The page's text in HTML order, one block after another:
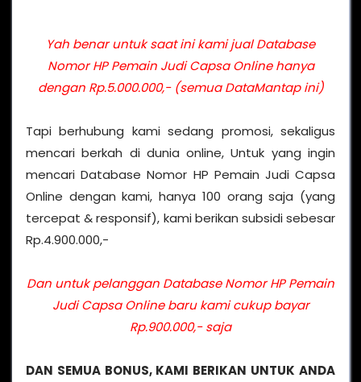
Yah benar untuk saat ini kami jual Database
Nomor HP Pemain Judi Capsa Online hanya
dengan Rp.5.000.000,- (semua DataMantap ini)
Tapi berhubung kami sedang promosi, sekaligus
mencari berkah di dunia online, Untuk yang ingin
mencari Database Nomor HP Pemain Judi Capsa
Online dengan kami, hanya 100 orang saja (yang
tercepat & responsif), kami berikan subsidi sebesar
Rp.4.900.000,-
Dan untuk pelanggan Database Nomor HP Pemain
Judi Capsa Online baru kami cukup bayar
Rp.900.000,- saja
DAN SEMUA BONUS, KAMI BERIKAN UNTUK ANDA